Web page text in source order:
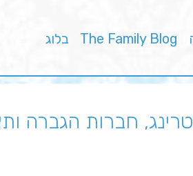
The Family Blog בלוג
חברות הגברה